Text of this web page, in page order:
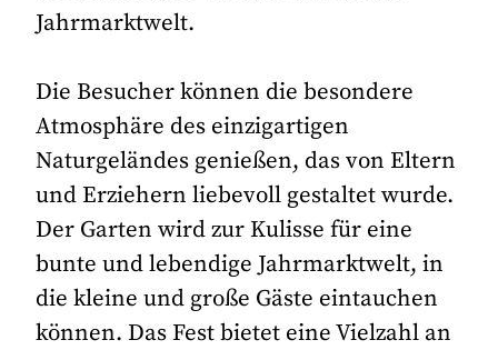
Jahrmarktwelt.
Die Besucher können die besondere
Atmosphäre des einzigartigen
Naturgeländes genießen, das von Eltern
und Erziehern liebevoll gestaltet wurde.
Der Garten wird zur Kulisse für eine
bunte und lebendige Jahrmarktwelt, in
die kleine und große Gäste eintauchen
können. Das Fest bietet eine Vielzahl an